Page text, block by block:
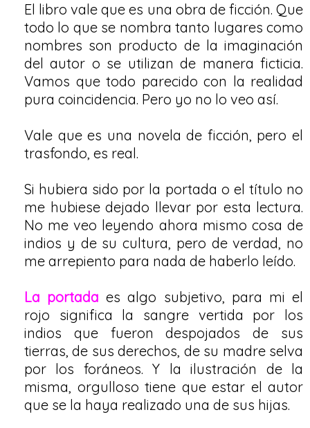
El libro vale que es una obra de ficción. Que
todo lo que se nombra tanto lugares como
nombres son producto de la imaginación
del autor o se utilizan de manera ficticia.
Vamos que todo parecido con la realidad
pura coincidencia. Pero yo no lo veo así.
Vale que es una novela de ficción, pero el
trasfondo, es real.
Si hubiera sido por la portada o el título no
me hubiese dejado llevar por esta lectura.
No me veo leyendo ahora mismo cosa de
indios y de su cultura, pero de verdad, no
me arrepiento para nada de haberlo leído.
La portada es algo subjetivo, para mi el
rojo significa la sangre vertida por los
indios que fueron despojados de sus
tierras, de sus derechos, de su madre selva
por los foráneos. Y la ilustración de la
misma, orgulloso tiene que estar el autor
que se la haya realizado una de sus hijas.